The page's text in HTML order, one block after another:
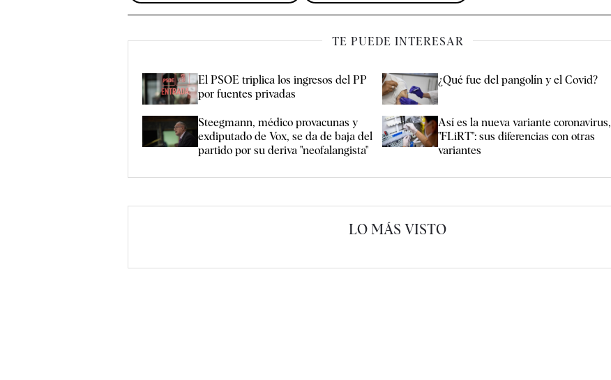
TE PUEDE INTERESAR
El PSOE triplica los ingresos del PP
por fuentes privadas
¿Qué fue del pangolín y el Covid?
Steegmann, médico provacunas y
exdiputado de Vox, se da de baja del
partido por su deriva "neofalangista"
Así es la nueva variante coronavirus,
"FLiRT": sus diferencias con otras
variantes
LO MÁS VISTO